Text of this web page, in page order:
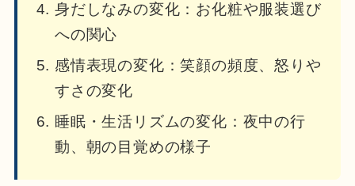
身だしなみの変化：お化粧や服装選び
への関心
感情表現の変化：笑顔の頻度、怒りや
すさの変化
睡眠・生活リズムの変化：夜中の行
動、朝の目覚めの様子